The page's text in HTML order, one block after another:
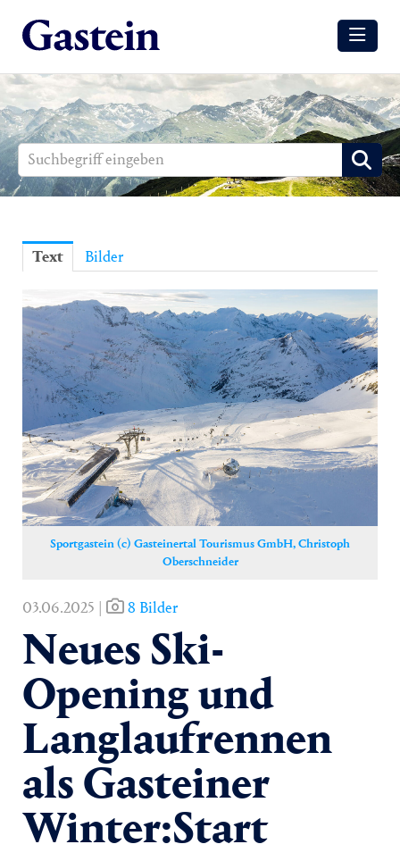
Meldungen
Winter
Media
Gesundheit
Sommer
Winter
Yoga
Pressekontakt
Text Bilder
Sportgastein (c) Gasteinertal Tourismus GmbH, Christoph
Oberschneider
03.06.2025 | 8 Bilder
Neues Ski-
Opening und
Langlaufrennen
als Gasteiner
Winter:Start